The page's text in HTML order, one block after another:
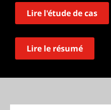
Lire l'étude de cas
Lire le résumé